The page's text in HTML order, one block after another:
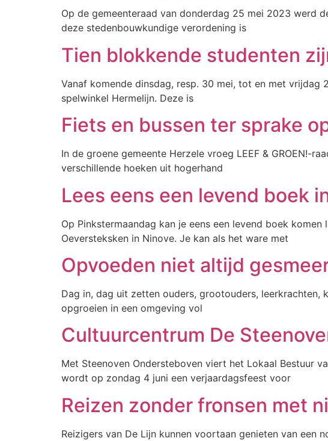
Op de gemeenteraad van donderdag 25 mei 2023 werd
deze stedenbouwkundige verordening is
Tien blokkende studenten
Vanaf komende dinsdag, resp. 30 mei, tot en met
spelwinkel Hermelijn. Deze is
Fiets en bussen ter sprake
In de groene gemeente Herzele vroeg LEEF & GROEN!-
verschillende hoeken uit hogerhand
Lees eens een levend boek
Op Pinkstermaandag kan je eens een levend boek
Oeversteksken in Ninove. Je kan als het ware met
Opvoeden niet altijd
Dag in, dag uit zetten ouders, grootouders,
opgroeien in een omgeving vol
Cultuurcentrum De
Met Steenoven Ondersteboven viert het Lokaal Bestuur
wordt op zondag 4 juni een verjaardagsfeest voor
Reizen zonder fronsen met
Reizigers van De Lijn kunnen voortaan genieten van een